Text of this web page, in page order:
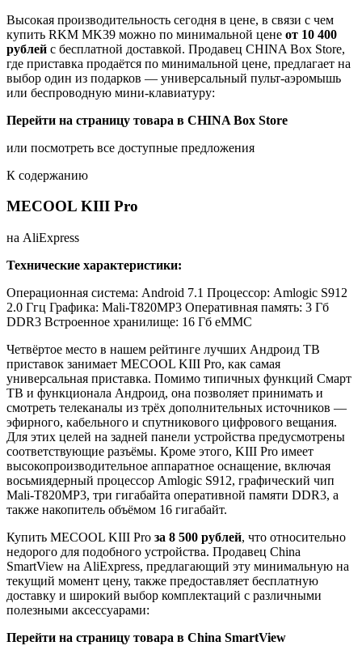
Высокая производительность сегодня в цене, в связи с чем
купить RKM MK39 можно по минимальной цене от 10 400
рублей с бесплатной доставкой. Продавец CHINA Box Store,
где приставка продаётся по минимальной цене, предлагает на
выбор один из подарков — универсальный пульт-аэромышь
или беспроводную мини-клавиатуру:
Перейти на страницу товара в CHINA Box Store
или посмотреть все доступные предложения
К содержанию
MECOOL KIII Pro
на AliExpress
Технические характеристики:
Операционная система: Android 7.1 Процессор: Amlogic S912
2.0 Ггц Графика: Mali-T820MP3 Оперативная память: 3 Гб
DDR3 Встроенное хранилище: 16 Гб eMMC
Четвёртое место в нашем рейтинге лучших Андроид ТВ
приставок занимает MECOOL KIII Pro, как самая
универсальная приставка. Помимо типичных функций Смарт
ТВ и функционала Андроид, она позволяет принимать и
смотреть телеканалы из трёх дополнительных источников —
эфирного, кабельного и спутникового цифрового вещания.
Для этих целей на задней панели устройства предусмотрены
соответствующие разъёмы. Кроме этого, KIII Pro имеет
высокопроизводительное аппаратное оснащение, включая
восьмиядерный процессор Amlogic S912, графический чип
Mali-T820MP3, три гигабайта оперативной памяти DDR3, а
также накопитель объёмом 16 гигабайт.
Купить MECOOL KIII Pro за 8 500 рублей, что относительно
недорого для подобного устройства. Продавец China
SmartView на AliExpress, предлагающий эту минимальную на
текущий момент цену, также предоставляет бесплатную
доставку и широкий выбор комплектаций с различными
полезными аксессуарами:
Перейти на страницу товара в China SmartView